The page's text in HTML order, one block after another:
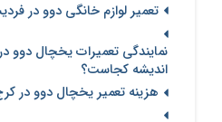
تعمیر لوازم خانگی دوو در
نمایندگی تعمیرات یخچال دوو
اندیشه کجاست؟
هزینه تعمیر یخچال دوو در